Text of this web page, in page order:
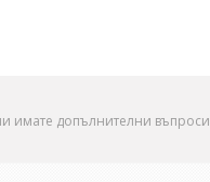
имате допълнителни въпроси